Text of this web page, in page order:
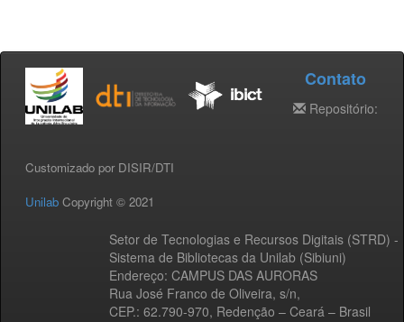
Customizado por DISIR/DTI
Unilab Copyright © 2021
Setor de Tecnologias e Recursos Digitais (STRD) -
Sistema de Bibliotecas da Unilab (Sibiuni)
Endereço: CAMPUS DAS AURORAS
Rua José Franco de Oliveira, s/n,
CEP.: 62.790-970, Redenção – Ceará – Brasil
Contato
Repositório: